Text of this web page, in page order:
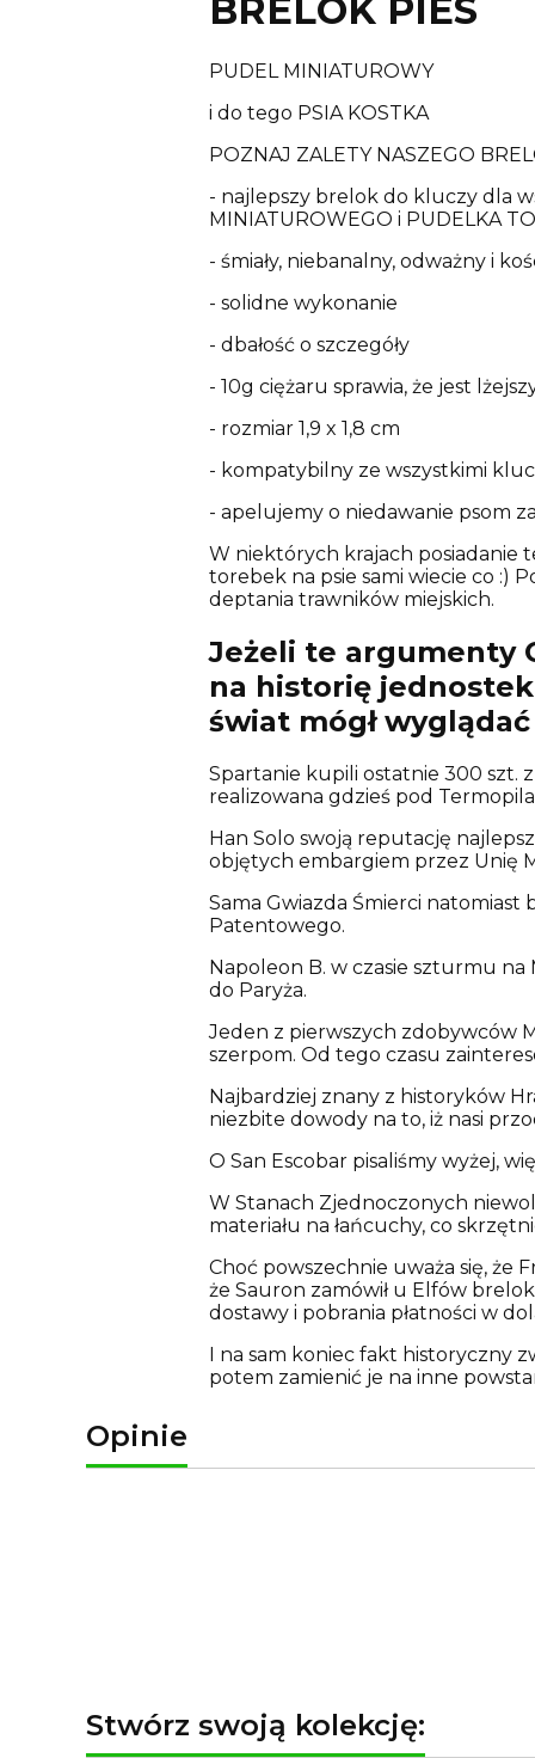
BRELOK PIES
PUDEL MINIATUROWY
i do tego PSIA KOSTKA
POZNAJ ZALETY NASZEGO
- najlepszy brelok do kluczy dla
MINIATUROWEGO i PUDELKA
- śmiały, niebanalny, odważny i
- solidne wykonanie
- dbałość o szczegóły
- 10g ciężaru sprawia, że jest
- rozmiar 1,9 x 1,8 cm
- kompatybilny ze wszystkimi
- apelujemy o niedawanie psom
W niektórych krajach posiadanie
torebek na psie sami wiecie co :)
deptania trawników miejskich.
Jeżeli te argumenty
na historię
świat mógł
Spartanie kupili ostatnie 300 szt.
realizowana gdzieś pod
Han Solo swoją reputację
objętych embargiem przez Unię
Sama Gwiazda Śmierci
Patentowego.
Napoleon B. w czasie szturmu na
do Paryża.
Jeden z pierwszych zdobywców
szerpom. Od tego czasu
Najbardziej znany z historyków
niezbite dowody na to, iż nasi
O San Escobar pisaliśmy wyżej,
W Stanach Zjednoczonych
materiału na łańcuchy, co
Choć powszechnie uważa się, że
że Sauron zamówił u Elfów
dostawy i pobrania płatności w
I na sam koniec fakt historyczny
potem zamienić je na inne
Opinie
Stwórz swoją kolekcję: